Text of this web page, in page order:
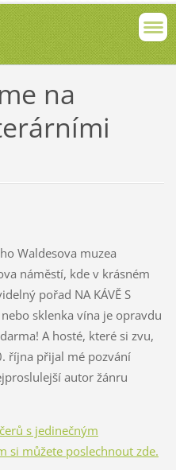
na
Waldesova muzea
náměstí, kde v krásném
pořad NA KÁVĚ S
nebo sklenka vína je opravdu
A hosté, které si zvu,
října přijal mé pozvání
autor žánru
s jedinečným
si můžete poslechnout zde.